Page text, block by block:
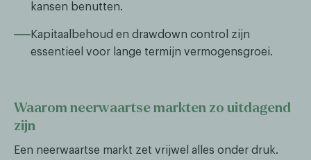
kansen benutten.
Kapitaalbehoud en drawdown control zijn
essentieel voor lange termijn vermogensgroei.
Waarom neerwaartse markten zo uitdagend
zijn
Een neerwaartse markt zet vrijwel alles onder druk.